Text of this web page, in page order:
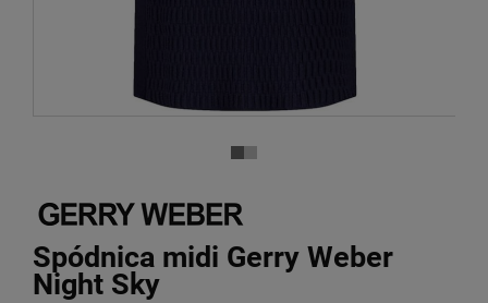
Spódnica midi Gerry Weber
Night Sky